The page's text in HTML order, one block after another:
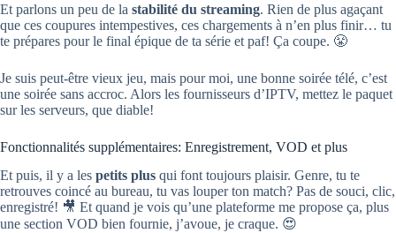
Et parlons un peu de la stabilité du streaming. Rien de plus agaçant
que ces coupures intempestives, ces chargements à n’en plus finir… tu
te prépares pour le final épique de ta série et paf! Ça coupe. 😤
Je suis peut-être vieux jeu, mais pour moi, une bonne soirée télé, c’est
une soirée sans accroc. Alors les fournisseurs d’IPTV, mettez le paquet
sur les serveurs, que diable!
Fonctionnalités supplémentaires: Enregistrement, VOD et plus
Et puis, il y a les petits plus qui font toujours plaisir. Genre, tu te
retrouves coincé au bureau, tu vas louper ton match? Pas de souci, clic,
enregistré! 🎥 Et quand je vois qu’une plateforme me propose ça, plus
une section VOD bien fournie, j’avoue, je craque. 😍